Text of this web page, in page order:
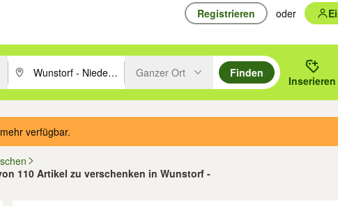
Registrieren oder
mit den Pfeiltasten nach oben/unten durchsuchen und mit
PLZ oder Ort eingeben. Eingabetaste drücken um zu suchen, oder
Ganzer Ort
Finden
Inserieren
verfügbar.
110 Artikel zu verschenken in Wunstorf -